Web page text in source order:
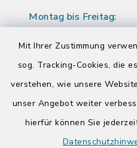
Mit Ihrer Zustimmung
sog. Tracking-Cookies, die
verstehen, wie unsere
unser Angebot weiter
hierfür können Sie
Montag bis Freitag:
Donnerstag zusätzlich:
14:00-17:00 Uhr
Quicklinks